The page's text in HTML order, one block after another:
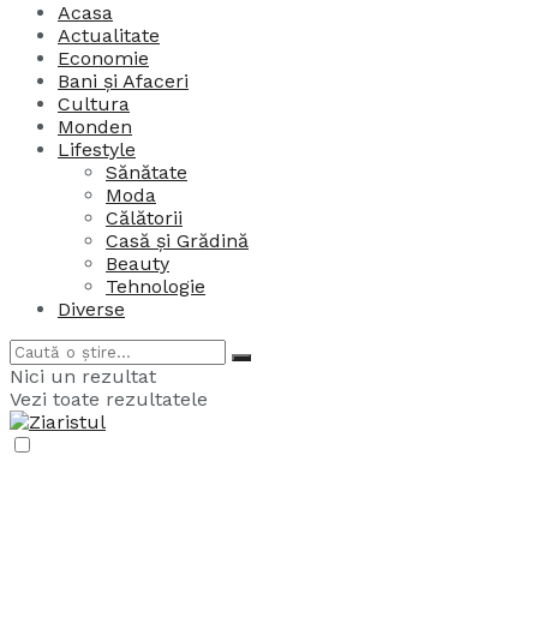
Acasa
Actualitate
Economie
Bani și Afaceri
Cultura
Monden
Lifestyle
Sănătate
Moda
Călătorii
Casă și Grădină
Beauty
Tehnologie
Diverse
Nici un rezultat
Vezi toate rezultatele